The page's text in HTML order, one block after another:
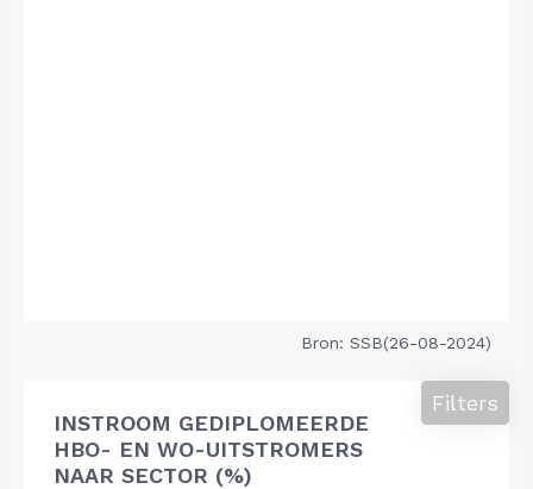
Bron: SSB(26-08-2024)
INSTROOM GEDIPLOMEERDE
HBO- EN WO-UITSTROMERS
NAAR SECTOR (%)
Filters